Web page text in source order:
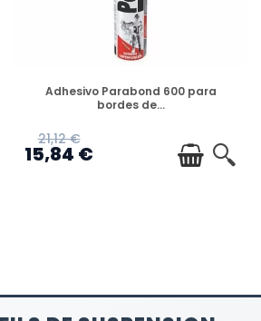
Adhesivo Parabond 600 para
bordes de...
21,12 €
15,84 €